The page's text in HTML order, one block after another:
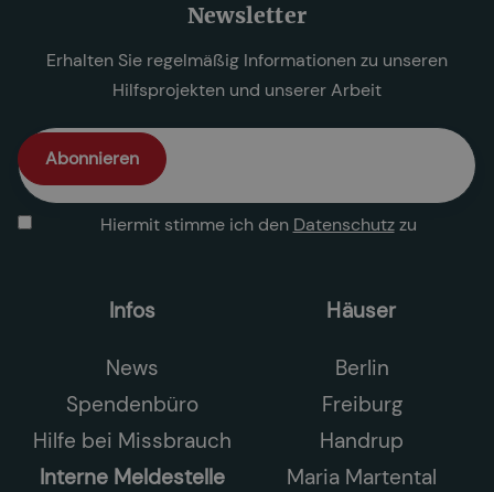
Newsletter
Erhalten Sie regelmäßig Informationen zu unseren
Hilfsprojekten und unserer Arbeit
Hiermit stimme ich den Datenschutzzu
Infos
News
Spendenbüro
Hilfe bei Missbrauch
Interne Meldestelle
Häuser
Berlin
Freiburg
Handrup
Maria Martental